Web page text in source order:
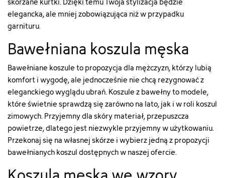
elegancka, ale mniej zobowiązująca niż w przypadku
garnituru.
Bawełniana koszula męska
Bawełniane koszule to propozycja dla mężczyzn, którzy lubią
komfort i wygodę, ale jednocześnie nie chcą rezygnować z
eleganckiego wyglądu ubrań. Koszule z bawełny to modele,
które świetnie sprawdzą się zarówno na lato, jak i w roli koszul
zimowych. Przyjemny dla skóry materiał, przepuszcza
powietrze, dlatego jest niezwykle przyjemny w użytkowaniu.
Przekonaj się na własnej skórze i wybierz jedną z propozycji
bawełnianych koszul dostępnych w naszej ofercie.